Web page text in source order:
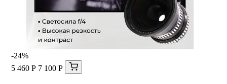
-24%
5 460 Р 7 100 Р